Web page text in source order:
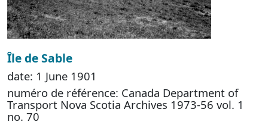
Île de Sable
date: 1 June 1901
numéro de référence: Canada Department of
Transport Nova Scotia Archives 1973-56 vol. 1
no. 70